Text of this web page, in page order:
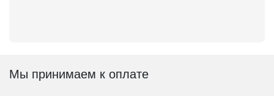
Мы принимаем к оплате